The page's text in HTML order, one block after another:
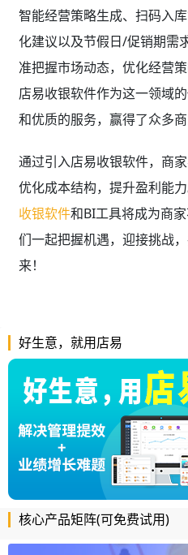
智能经营策略生成、扫码入
化建议以及节假日/促销期需
准把握市场动态，优化经营
店易收银软件作为这一领域
和优质的服务，赢得了众多商
通过引入店易收银软件，商
优化成本结构，提升盈利能
收银软件和BI工具将成为商
们一起把握机遇，迎接挑战
来！
好生意，就用店易
核心产品矩阵(可免费试用)